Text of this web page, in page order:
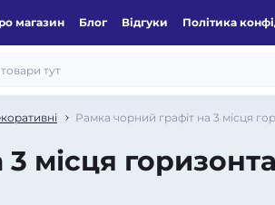
магазин Блог Відгуки Політика
Рамка чорний графіт на 3 місця
місця